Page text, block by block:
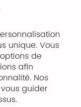
unique. Vous
de
afin
Nos
guider